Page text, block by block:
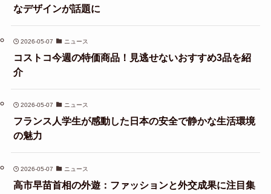
なデザインが話題に
2026-05-07 ニュース
コストコ今週の特価商品！見逃せないおすすめ3品を紹
介
2026-05-07 ニュース
フランス人学生が感動した日本の安全で静かな生活環境
の魅力
2026-05-07 ニュース
高市早苗首相の外遊：ファッションと外交成果に注目集